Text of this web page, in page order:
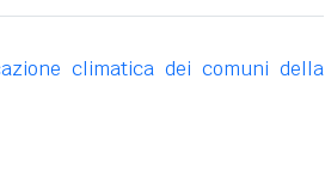
climatica dei comuni della